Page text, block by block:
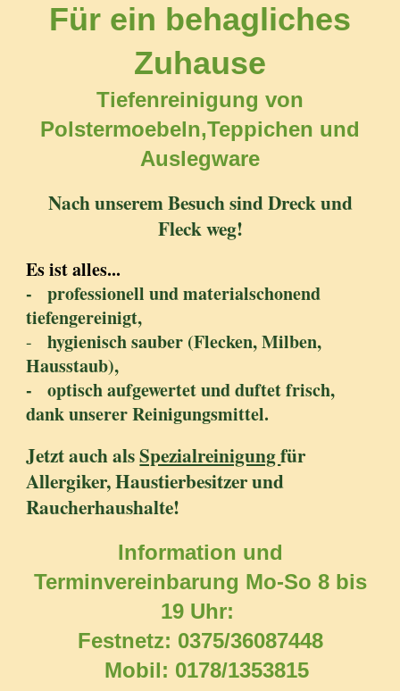
Für ein behagliches
Zuhause
Tiefenreinigung von
Polstermoebeln,Teppichen und
Auslegware
Nach unserem Besuch sind Dreck und
Fleck weg!
Es ist alles...
- professionell und materialschonend
tiefengereinigt,
- hygienisch sauber (Flecken, Milben,
Hausstaub),
- optisch aufgewertet und duftet frisch,
dank unserer Reinigungsmittel.
Jetzt auch alsSpezialreinigungfür
Allergiker, Haustierbesitzer und
Raucherhaushalte!
Information und
Terminvereinbarung Mo-So 8 bis
19 Uhr:
Festnetz: 0375/36087448
Mobil: 0178/1353815